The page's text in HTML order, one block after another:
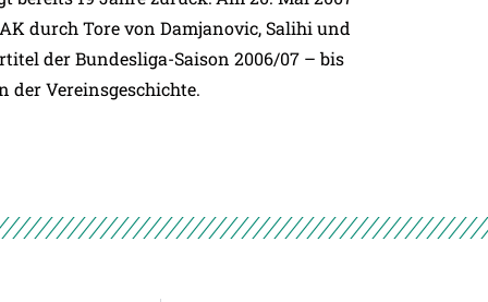
durch Tore von Damjanovic, Salihi und
der Bundesliga-Saison 2006/07 – bis
der Vereinsgeschichte.